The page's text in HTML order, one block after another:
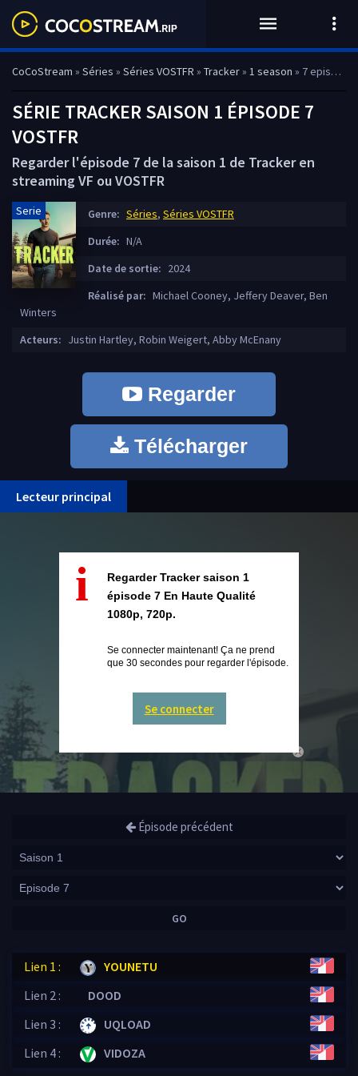
CoCoStream » Séries » Séries VOSTFR » Tracker» 1 season » 7 episode
SÉRIE TRACKER SAISON 1 ÉPISODE 7
VOSTFR
Regarder l'épisode 7 de la saison 1 de Tracker en
streaming VF ou VOSTFR
Serie Genre: Séries, Séries VOSTFR
Durée: N/A
Date de sortie: 2024
Réalisé par: Michael Cooney, Jeffery Deaver, Ben
Winters
Acteurs: Justin Hartley, Robin Weigert, Abby McEnany
Regarder
Télécharger
Lecteur principal
close
i
Regarder Tracker saison 1
épisode 7 En Haute Qualité
1080p, 720p.
Se connecter maintenant! Ça ne prend
que 30 secondes pour regarder l'épisode.
Se connecter
Épisode précédent
GO
Lien 1 :
YOUNETU
Lien 2 :
DOOD
Lien 3 :
UQLOAD
Lien 4 :
VIDOZA